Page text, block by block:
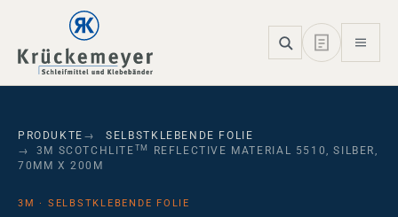
Skip to main navigation
Skip to main content
Skip to page footer
PRODUKTE
SELBSTKLEBENDE FOLIE
3M SCOTCHLITE TM
REFLECTIVE MATERIAL 5510, SILBER,
70MM X 200M
3M · SELBSTKLEBENDE FOLIE